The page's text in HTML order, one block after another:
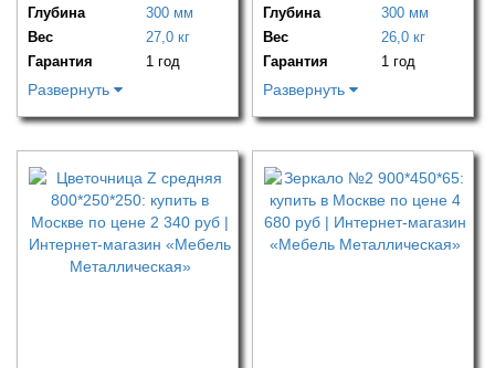
Глубина
300 мм
Вес
27,0 кг
Гарантия
1 год
Развернуть
Глубина
300 мм
Вес
26,0 кг
Гарантия
1 год
Развернуть